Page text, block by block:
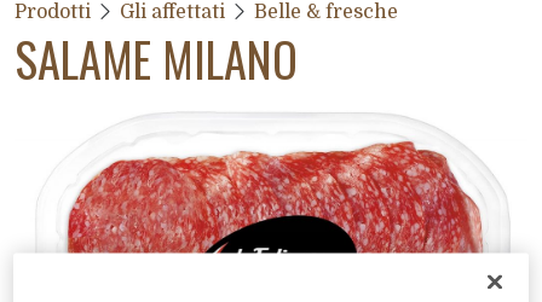
Prodotti Gli affettati Belle & fresche
SALAME MILANO